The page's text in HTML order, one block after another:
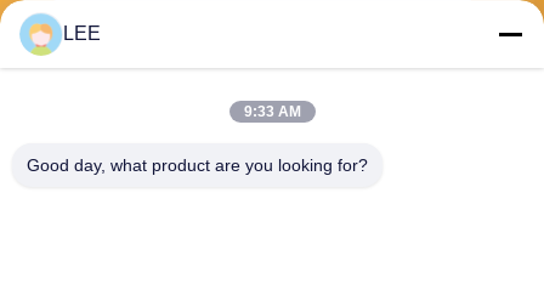
LEE
9:33 AM
Good day, what product are you looking for?